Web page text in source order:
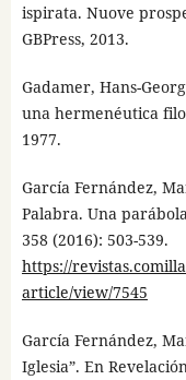
ispirata. Nuove
GBPress, 2013.
Gadamer, Hans-
una hermenéutica
1977.
García Fernández,
Palabra. Una
358 (2016): 503-539.
https://
article/view/7545
García Fernández,
Iglesia”. En